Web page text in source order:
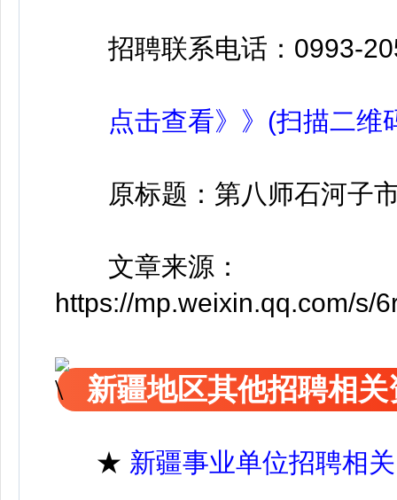
招聘联系电话：0993-
点击查看》》(扫描二维
原标题：第八师石河子市
文章来源：
https://mp.weixin.qq.com/s/
新疆地区其他招聘相
★ 新疆事业单位招聘相